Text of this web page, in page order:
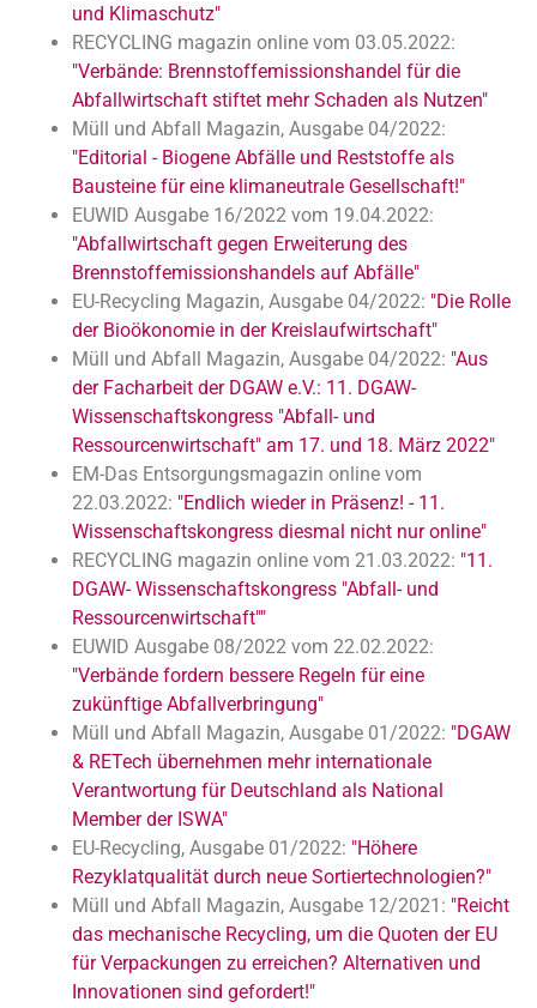
und Klimaschutz"
RECYCLING magazin online vom 03.05.2022:
"Verbände: Brennstoffemissionshandel für die
Abfallwirtschaft stiftet mehr Schaden als Nutzen"
Müll und Abfall Magazin, Ausgabe 04/2022:
"Editorial - Biogene Abfälle und Reststoffe als
Bausteine für eine klimaneutrale Gesellschaft!"
EUWID Ausgabe 16/2022 vom 19.04.2022:
"Abfallwirtschaft gegen Erweiterung des
Brennstoffemissionshandels auf Abfälle"
EU-Recycling Magazin, Ausgabe 04/2022: "Die Rolle
der Bioökonomie in der Kreislaufwirtschaft"
Müll und Abfall Magazin, Ausgabe 04/2022: "Aus
der Facharbeit der DGAW e.V.: 11. DGAW-
Wissenschaftskongress "Abfall- und
Ressourcenwirtschaft" am 17. und 18. März 2022"
EM-Das Entsorgungsmagazin online vom
22.03.2022: "Endlich wieder in Präsenz! - 11.
Wissenschaftskongress diesmal nicht nur online"
RECYCLING magazin online vom 21.03.2022: "11.
DGAW- Wissenschaftskongress "Abfall- und
Ressourcenwirtschaft""
EUWID Ausgabe 08/2022 vom 22.02.2022:
"Verbände fordern bessere Regeln für eine
zukünftige Abfallverbringung"
Müll und Abfall Magazin, Ausgabe 01/2022: "DGAW
& RETech übernehmen mehr internationale
Verantwortung für Deutschland als National
Member der ISWA"
EU-Recycling, Ausgabe 01/2022: "Höhere
Rezyklatqualität durch neue Sortiertechnologien?"
Müll und Abfall Magazin, Ausgabe 12/2021: "Reicht
das mechanische Recycling, um die Quoten der EU
für Verpackungen zu erreichen? Alternativen und
Innovationen sind gefordert!"